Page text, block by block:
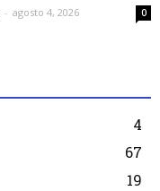
- agosto 4, 2026 0
4
67
19